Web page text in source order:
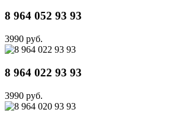
8 964 052 93 93
3990 руб.
8 964 022 93 93
3990 руб.